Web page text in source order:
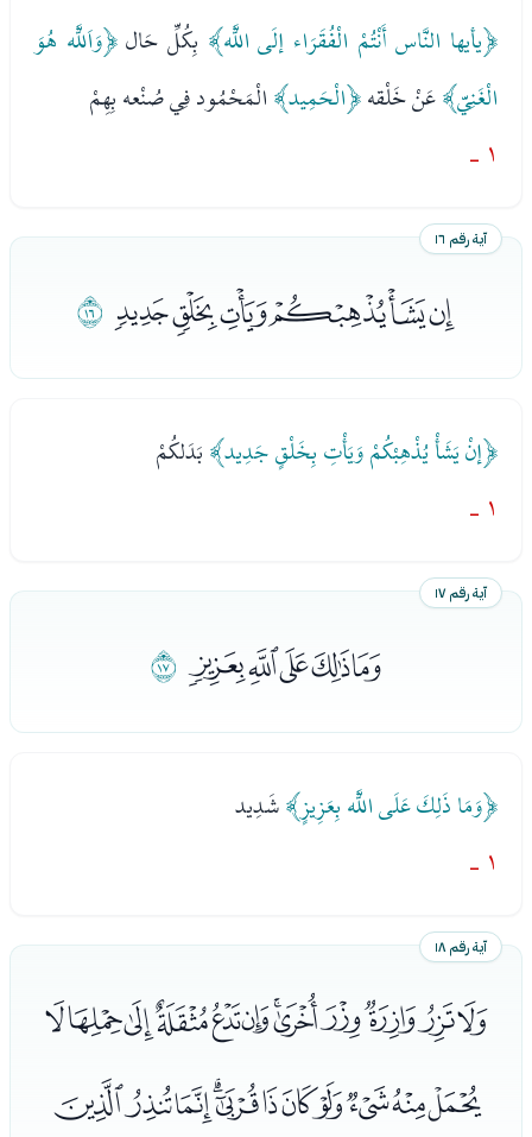
﴿يأيها النَّاس أَنْتُمْ الْفُقَرَاء إلَى اللَّه﴾ بِكُلِّ حَال﴿وَاَللَّه هُوَ
الْغَنِيّ﴾عَنْ خَلْقه﴿الْحَمِيد﴾الْمَحْمُود فِي صُنْعه بِهِمْ
١ -
آية رقم ١٦
ﯓﯔﯕﯖﯗﯘﯙ
﴿إنْ يَشَأْ يُذْهِبْكُمْ وَيَأْتِ بِخَلْقٍ جَدِيد﴾بَدَلكُمْ
١ -
آية رقم ١٧
ﯚﯛﯜﯝﯞﯟ
﴿وَمَا ذَلِكَ عَلَى اللَّه بِعَزِيزٍ﴾شَدِيد
١ -
آية رقم ١٨
ﯠﯡﯢﯣﯤﯥﯦﯧﯨﯩﯪﯫ
ﯬﯭﯮﯯﯰﯱﯲﯳﯴﯵﯶ